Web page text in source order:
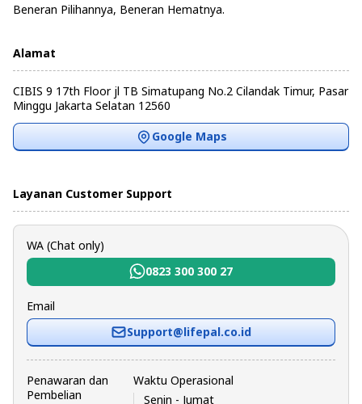
Beneran Pilihannya, Beneran Hematnya.
Alamat
CIBIS 9 17th Floor jl TB Simatupang No.2 Cilandak Timur, Pasar
Minggu Jakarta Selatan 12560
Google Maps
Layanan Customer Support
WA (Chat only)
0823 300 300 27
Email
Support@lifepal.co.id
Penawaran dan
Pembelian
Waktu Operasional
Senin - Jumat